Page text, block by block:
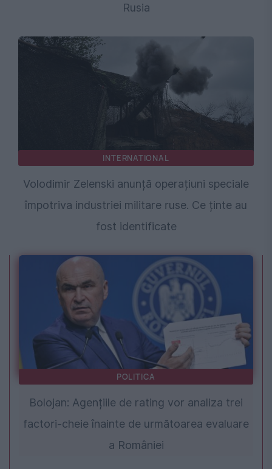
Rusia
INTERNATIONAL
Volodimir Zelenski anunță operațiuni speciale
împotriva industriei militare ruse. Ce ținte au
fost identificate
POLITICA
Bolojan: Agențiile de rating vor analiza trei
factori-cheie înainte de următoarea evaluare
a României